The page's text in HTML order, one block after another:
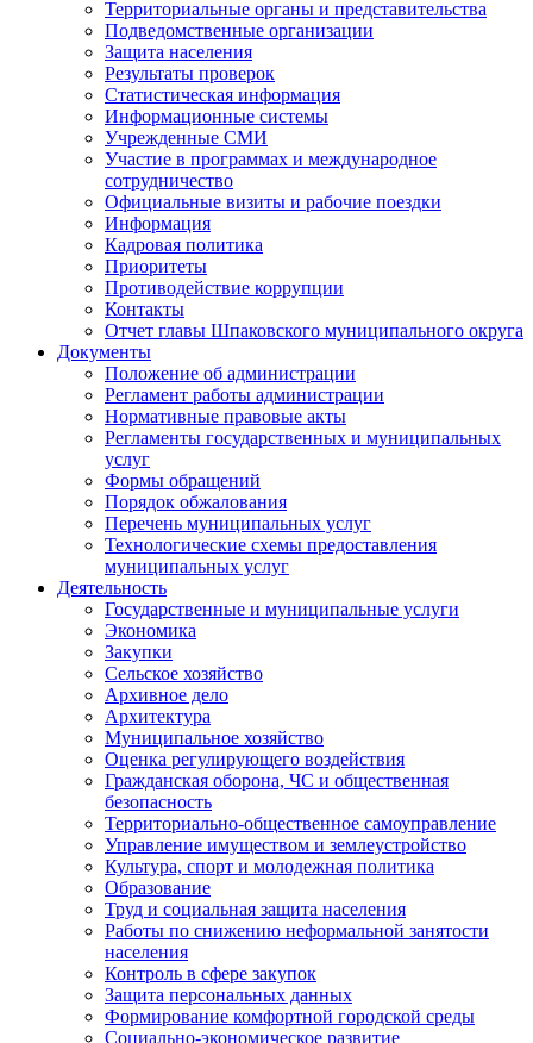
Территориальные органы и представительства
Подведомственные организации
Защита населения
Результаты проверок
Статистическая информация
Информационные системы
Учрежденные СМИ
Участие в программах и международное
сотрудничество
Официальные визиты и рабочие поездки
Информация
Кадровая политика
Приоритеты
Противодействие коррупции
Контакты
Отчет главы Шпаковского муниципального округа
Документы
Положение об администрации
Регламент работы администрации
Нормативные правовые акты
Регламенты государственных и муниципальных
услуг
Формы обращений
Порядок обжалования
Перечень муниципальных услуг
Технологические схемы предоставления
муниципальных услуг
Деятельность
Государственные и муниципальные услуги
Экономика
Закупки
Сельское хозяйство
Архивное дело
Архитектура
Муниципальное хозяйство
Оценка регулирующего воздействия
Гражданская оборона, ЧС и общественная
безопасность
Территориально-общественное самоуправление
Управление имуществом и землеустройство
Культура, спорт и молодежная политика
Образование
Труд и социальная защита населения
Работы по снижению неформальной занятости
населения
Контроль в сфере закупок
Защита персональных данных
Формирование комфортной городской среды
Социально-экономическое развитие